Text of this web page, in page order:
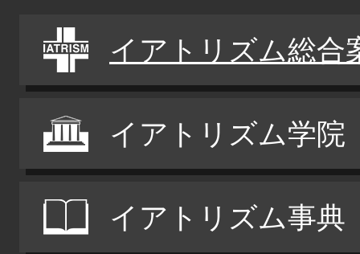
イアトリズム総合
イアトリズム学院
イアトリズム事典